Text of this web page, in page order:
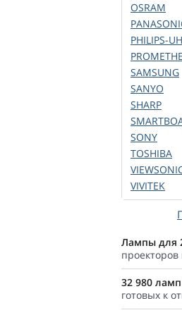
OSRAM
PHILIPS-
SAMSUNG
SANYO
SHARP
SONY
TOSHIBA
VIVITEK
Лампы для
32 980
готовых к